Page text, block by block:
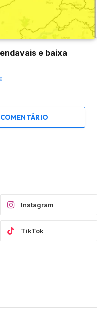
e baixa
Instagram
TikTok